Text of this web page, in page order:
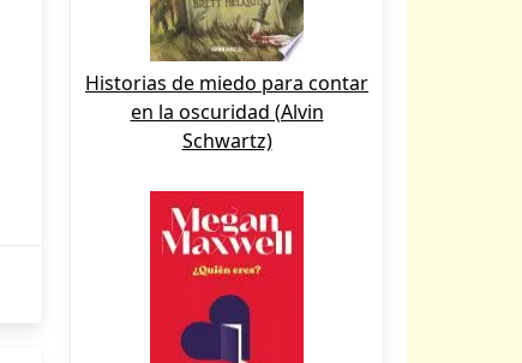
Historias de miedo para contar
en la oscuridad (Alvin
Schwartz)